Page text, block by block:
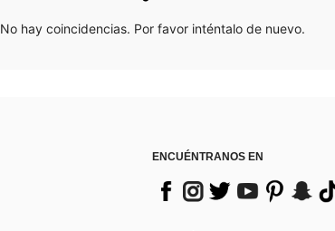
No hay coincidencias. Por favor inténtalo de nuevo.
ENCUÉNTRANOS EN